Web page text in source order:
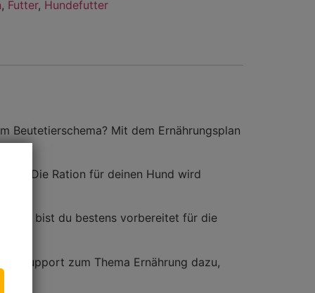
, Futter, Hundefutter
Beutetierschema? Mit dem Ernährungsplan
Die Ration für deinen Hund wird
So bist du bestens vorbereitet für die
Support zum Thema Ernährung dazu,